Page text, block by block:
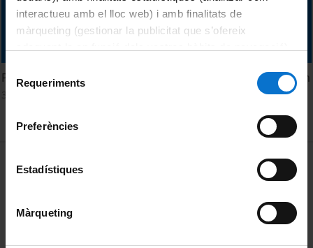
interactueu amb el lloc web) i amb finalitats de
màrqueting (gestionar la publicitat que s’ofereix
consultar laPolítica de galetes del lloc web de la
Requeriments
Preferències
Estadístiques
Màrqueting
Premi Ramon Margalef d'Ecologia 2013. Sallie W. Chisholm
MENÚ PEU 1
Política de Cookies
Privacidad y términos